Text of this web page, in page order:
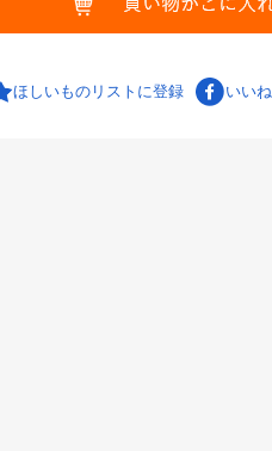
ほしいものリストに登録 いいね